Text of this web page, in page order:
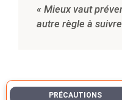
« Mieux vaut
autre règle à
PRÉCAUTIONS